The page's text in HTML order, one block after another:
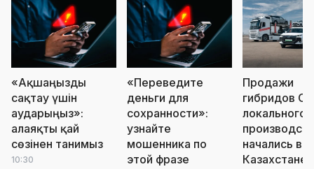
«Ақшаңызды
сақтау үшін
аударыңыз»:
алаяқты қай
сөзінен танимыз
10:30
«Переведите
деньги для
сохранности»:
узнайте
мошенника по
этой фразе
Продажи
гибридов
локального
начались в
Казахстане